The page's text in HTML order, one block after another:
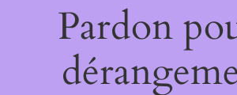
Pardon